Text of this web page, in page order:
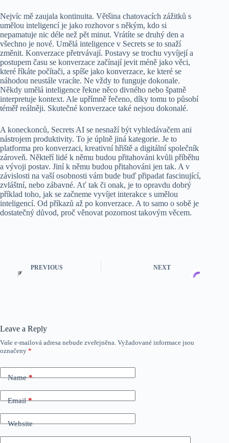
Nejvíc mě zaujala kontinuita. Většina chatovacích zážitků s
umělou inteligencí je jako rozhovor s někým, kdo si
nepamatuje nic déle než pět minut. Vrátíte se druhý den a
všechno je nové. Umělá inteligence v Secrets se to snaží
změnit. Konverzace přetrvávají. Postavy se trochu vyvíjejí a
postupem času se konverzace začínají jevit méně jako věci,
které říkáte počítači, a spíše jako konverzace, ke které se
náhodou neustále vracíte. Ne vždy to funguje dokonale.
Někdy umělá inteligence řekne něco divného nebo špatně
interpretuje kontext. Ale upřímně řečeno, díky tomu to působí
téměř reálněji. Skutečné konverzace také nejsou dokonalé.
A koneckonců, Secrets AI se nesnaží být vyhledávačem ani
nástrojem produktivity. To je úplně jiná kategorie. Je to
platforma pro konverzaci, kreativní hřiště a digitální společník
zároveň. Někteří lidé k němu budou přitahováni kvůli příběhu
a vývoji postav. Jiní k němu budou přitahováni jen tak. A v
závislosti na vaší osobnosti vám bude buď připadat fascinující,
zvláštní, nebo zábavné. Ať tak či onak, je to opravdu dobrý
příklad toho, jak se začneme vyvíjet interakce s umělou
inteligencí. Od příkazů až po konverzace. A to samo o sobě je
dostatečný důvod, proč věnovat pozornost takovým věcem.
PREVIOUS NEXT
Leave a Reply
Vaše e-mailová adresa nebude zveřejněna. Vyžadované informace jsou
označeny *
Name*
Email*
Website